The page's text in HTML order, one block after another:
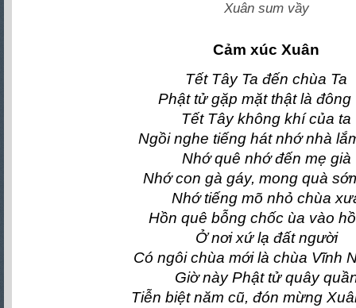
Xuân sum vầy
Cảm xúc Xuân
Tết Tây Ta đến chùa Ta
Phật tử gặp mặt thật là đông
Tết Tây không khí của ta
Ngồi nghe tiếng hát nhớ nhà
Nhớ quê nhớ đến mẹ già
Nhớ con gà gáy, mong quà
Nhớ tiếng mõ nhỏ chùa
Hồn quê bỗng chốc ùa vào
Ở nơi xứ lạ đất người
Có ngôi chùa mới là chùa Vĩnh
Giờ này Phật tử quây
Tiễn biệt năm cũ, đón mừng